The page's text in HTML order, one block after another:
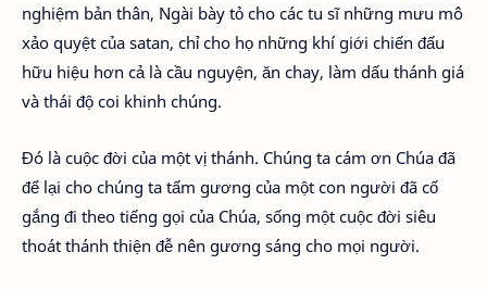
nghiệm bản thân, Ngài bày tỏ cho các tu sĩ những mưu mô
xảo quyệt của satan, chỉ cho họ những khí giới chiến đấu
hữu hiệu hơn cả là cầu nguyện, ăn chay, làm dấu thánh giá
và thái độ coi khinh chúng.
Đó là cuộc đời của một vị thánh. Chúng ta cám ơn Chúa đã
để lại cho chúng ta tấm gương của một con người đã cố
gắng đi theo tiếng gọi của Chúa, sống một cuộc đời siêu
thoát thánh thiện đễ nên gương sáng cho mọi người.